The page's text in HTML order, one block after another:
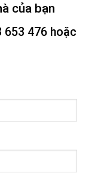
của bạn
653 476 hoặc